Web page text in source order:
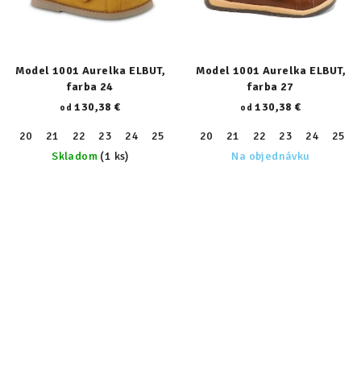
Model 1001 Aurelka ELBUT,
farba 24
od 130,38 €
20 21 22 23 24 25 27 28 29 30 31
32
Skladom (1 ks)
Model 1001 Aurelka ELBUT,
farba 27
od 130,38 €
20 21 22 23 24 25
Na objednávku